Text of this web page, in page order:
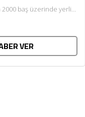
2000 baş üzerinde yerli
VER